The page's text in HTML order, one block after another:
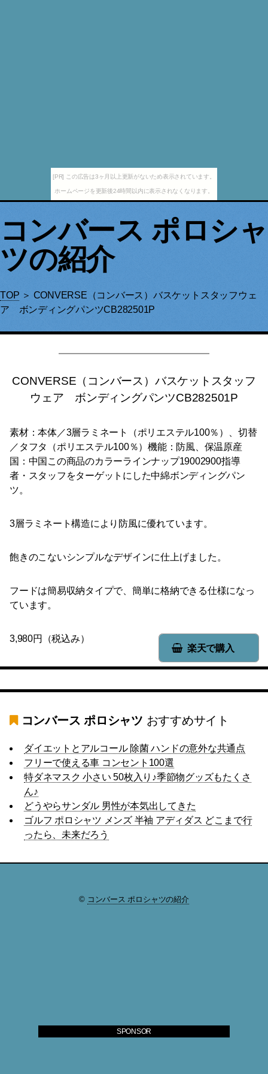
[PR] この広告は3ヶ月以上更新がないため表示されています。
ホームページを更新後24時間以内に表示されなくなります。
コンバース ポロシャ
ツの紹介
TOP ＞ CONVERSE（コンバース）バスケットスタッフウェ
ア ボンディングパンツCB282501P
CONVERSE（コンバース）バスケットスタッフ
ウェア ボンディングパンツCB282501P
素材：本体／3層ラミネート（ポリエステル100％）、切替
／タフタ（ポリエステル100％）機能：防風、保温原産
国：中国この商品のカラーラインナップ19002900指導
者・スタッフをターゲットにした中綿ボンディングパン
ツ。
3層ラミネート構造により防風に優れています。
飽きのこないシンプルなデザインに仕上げました。
フードは簡易収納タイプで、簡単に格納できる仕様になっ
ています。
楽天で購入
3,980円（税込み）
コンバース ポロシャツ おすすめサイト
ダイエットとアルコール 除菌 ハンドの意外な共通点
フリーで使える車 コンセント100選
特ダネマスク 小さい 50枚入り♪季節物グッズもたくさ
ん♪
どうやらサンダル 男性が本気出してきた
ゴルフ ポロシャツ メンズ 半袖 アディダス どこまで行
ったら、未来だろう
© コンバース ポロシャツの紹介
SPONSOR